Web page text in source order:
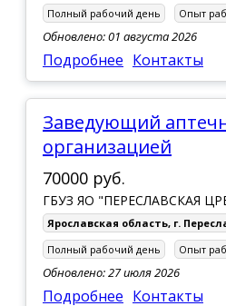
Полный рабочий день
Опыт
Обновлено: 01 августа 2026
Подробнее Контакты
Заведующий аптечной
организацией
70000 руб.
ГБУЗ ЯО "ПЕРЕСЛАВСКАЯ
Ярославская область, г.
Полный рабочий день
Опыт
Обновлено: 27 июля 2026
Подробнее Контакты